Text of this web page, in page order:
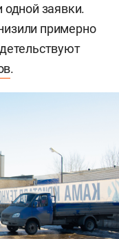
одной заявки.
примерно
.